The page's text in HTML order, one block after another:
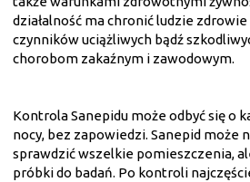
działalność ma chronić ludzie
czynników uciążliwych bądź
chorobom zakaźnym i zawodowym.
Kontrola Sanepidu może odbyć się o
nocy, bez zapowiedzi. Sanepid może
sprawdzić wszelkie pomieszczenia,
próbki do badań. Po kontroli